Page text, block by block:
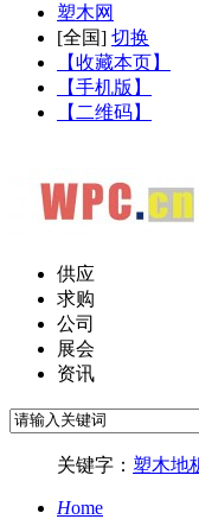
塑木网
[全国] 切换
【收藏本页】
【手机版】
【二维码】
供应
求购
公司
展会
资讯
关键字： 塑木地
Home